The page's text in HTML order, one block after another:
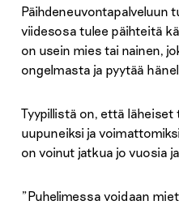
Päihdeneuvontapalveluun
viidesosa tulee päihteitä
on usein mies tai nainen,
ongelmasta ja pyytää
Tyypillistä on, että
uupuneiksi ja
on voinut jatkua jo vuosia
”Puhelimessa voidaan